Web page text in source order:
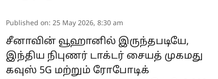
Published on: 25 May 2026, 8:30 am
சீனாவின் வூஹானில் இருந்தபடியே,
இந்திய நிபுணர் டாக்டர் சையத் முகமது
கவுஸ் 5G மற்றும் ரோபோடிக்